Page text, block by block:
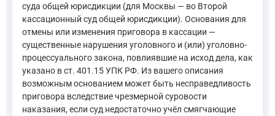
суда общей юрисдикции (для Москвы — во Второй
кассационный суд общей юрисдикции). Основания для
отмены или изменения приговора в кассации —
существенные нарушения уголовного и (или) уголовно-
процессуального закона, повлиявшие на исход дела, как
указано в ст. 401.15 УПК РФ. Из вашего описания
возможным основанием может быть несправедливость
приговора вследствие чрезмерной суровости
наказания, если суд недостаточно учёл смягчающие